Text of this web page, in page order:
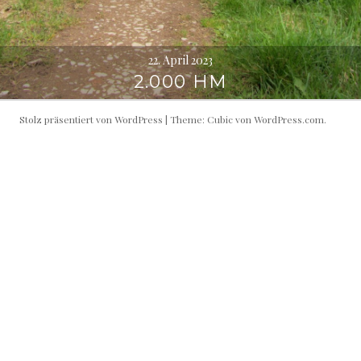
22. April 2023
2.000 HM
Stolz präsentiert von WordPress | Theme: Cubic von WordPress.com.